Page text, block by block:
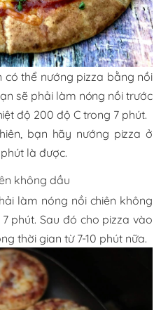
thể nướng pizza bằng nồi
sẽ phải làm nóng nồi trước
độ 200 độ C trong 7 phút.
bạn hãy nướng pizza ở
là được.
không dầu
làm nóng nồi chiên không
phút. Sau đó cho pizza vào
thời gian từ 7-10 phút nữa.